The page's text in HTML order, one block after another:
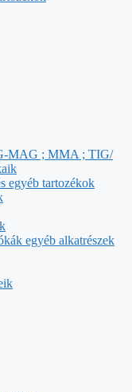
MAG ; MMA ; TIG/
egyéb tartozékok
egyéb alkatrészek